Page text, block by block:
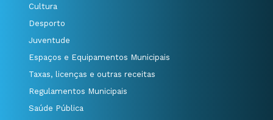
Cultura
Desporto
Juventude
Espaços e Equipamentos Municipais
Taxas, licenças e outras receitas
Regulamentos Municipais
Saúde Pública